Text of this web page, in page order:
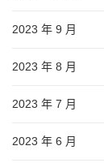
2023 年 9 月
2023 年 8 月
2023 年 7 月
2023 年 6 月